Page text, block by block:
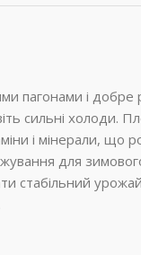
пагонами і
сильні холоди.
і мінерали, що
для
стабільний